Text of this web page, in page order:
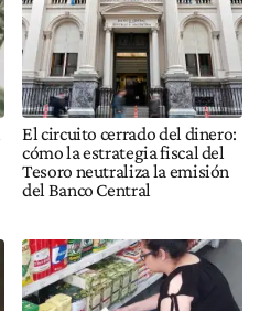
El circuito cerrado del dinero:
cómo la estrategia fiscal del
Tesoro neutraliza la emisión
del Banco Central